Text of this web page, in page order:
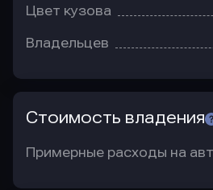
Цвет кузова
Владельцев
Стоимость владения
Примерные расходы на